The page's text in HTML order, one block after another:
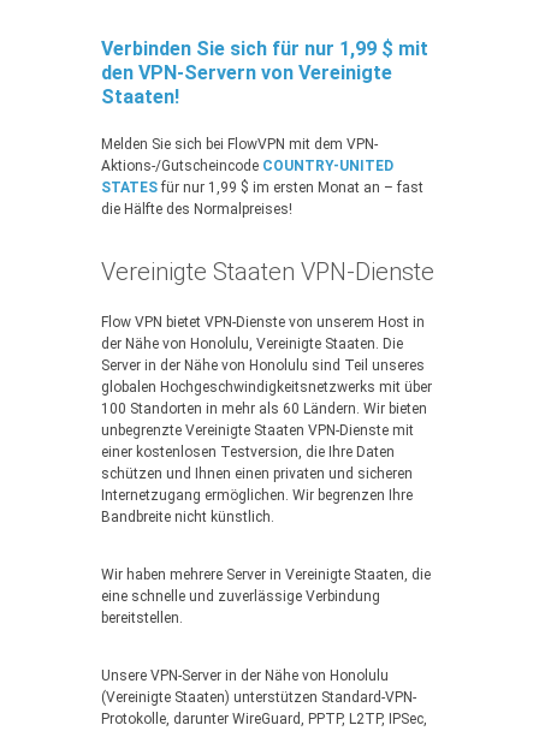
Verbinden Sie sich für nur 1,99 $ mit
den VPN-Servern von Vereinigte
Staaten!
Melden Sie sich bei FlowVPN mit dem VPN-
Aktions-/Gutscheincode COUNTRY-UNITED
STATES für nur 1,99 $ im ersten Monat an – fast
die Hälfte des Normalpreises!
Vereinigte Staaten VPN-Dienste
Flow VPN bietet VPN-Dienste von unserem Host in
der Nähe von Honolulu, Vereinigte Staaten. Die
Server in der Nähe von Honolulu sind Teil unseres
globalen Hochgeschwindigkeitsnetzwerks mit über
100 Standorten in mehr als 60 Ländern. Wir bieten
unbegrenzte Vereinigte Staaten VPN-Dienste mit
einer kostenlosen Testversion, die Ihre Daten
schützen und Ihnen einen privaten und sicheren
Internetzugang ermöglichen. Wir begrenzen Ihre
Bandbreite nicht künstlich.
Wir haben mehrere Server in Vereinigte Staaten, die
eine schnelle und zuverlässige Verbindung
bereitstellen.
Unsere VPN-Server in der Nähe von Honolulu
(Vereinigte Staaten) unterstützen Standard-VPN-
Protokolle, darunter WireGuard, PPTP, L2TP, IPSec,